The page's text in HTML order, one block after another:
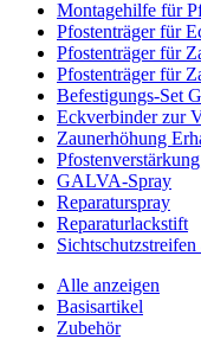
Montagehilfe für
Pfostenträger für
Pfostenträger für
Pfostenträger für
Befestigungs-Set
Eckverbinder zur
Zaunerhöhung
GALVA-Spray
Reparaturspray
Reparaturlackstift
Alle anzeigen
Basisartikel
Zubehör